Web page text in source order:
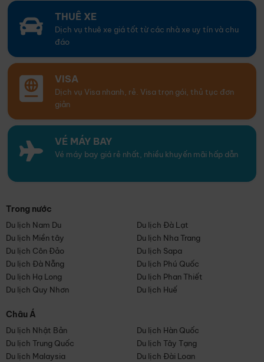
THUÊ XE
Dịch vụ thuê xe giá tốt từ các nhà xe uy tín và chu
đáo
VISA
Dịch vụ Visa nhanh, rẻ. Visa trọn gói, thủ tục đơn
giản
VÉ MÁY BAY
Vé máy bay giá rẻ nhất, nhiều khuyến mãi hấp dẫn
Trong nước
Du lịch Nam Du
Du lịch Đà Lạt
Du lịch Miền tây
Du lịch Nha Trang
Du lịch Côn Đảo
Du lịch Sapa
Du lịch Đà Nẵng
Du lịch Phú Quốc
Du lịch Hạ Long
Du lịch Phan Thiết
Du lịch Quy Nhơn
Du lịch Huế
Châu Á
Du lịch Nhật Bản
Du lịch Hàn Quốc
Du lịch Trung Quốc
Du lịch Tây Tạng
Du lịch Malaysia
Du lịch Đài Loan